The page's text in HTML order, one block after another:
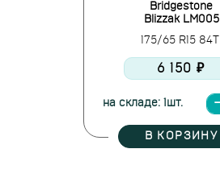
Bridgestone
Blizzak LM005
175/65 R15 84T
6 150 ₽
на складе: 1шт.
В КОРЗИНУ